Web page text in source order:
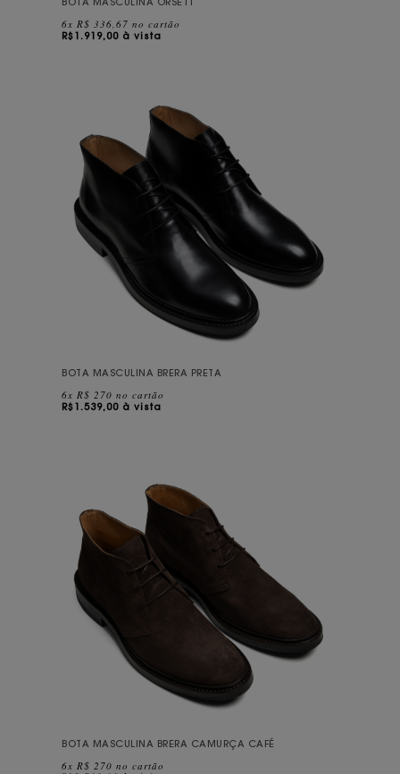
BOTA MASCULINA ORSETT
6x R$ 336,67 no cartão
R$ 1.919,00 à vista
BOTA MASCULINA BRERA PRETA
6x R$ 270 no cartão
R$ 1.539,00 à vista
BOTA MASCULINA BRERA CAMURÇA CAFÉ
6x R$ 270 no cartão